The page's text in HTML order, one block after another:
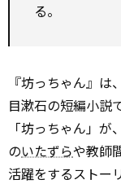
る。
『坊っちゃん』
目漱石の短編小説
「坊っちゃん」
のいたずらや教師
活躍をするストー